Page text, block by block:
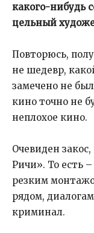
какого-нибудь
цельный
Повторюсь,
не шедевр,
замечено не
кино точно не
неплохое кино.
Очевиден
Ричи». То есть
резким
рядом,
криминал.